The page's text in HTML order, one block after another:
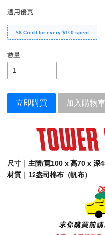
適用優惠
$8 Credit for every $100 spent
數量
立即購買 加入購物車
尺寸｜主體/寬100 x 高70 x 深
材質｜12盎司棉布（帆布）